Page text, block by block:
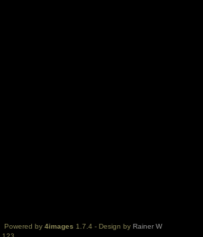
Powered by 4images 1.7.4 - Design by Rainer W